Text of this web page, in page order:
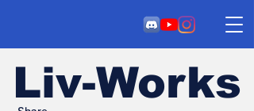
Liv-Works